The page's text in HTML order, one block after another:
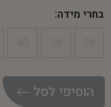
בחרי מידה:
הוסיפי לסל